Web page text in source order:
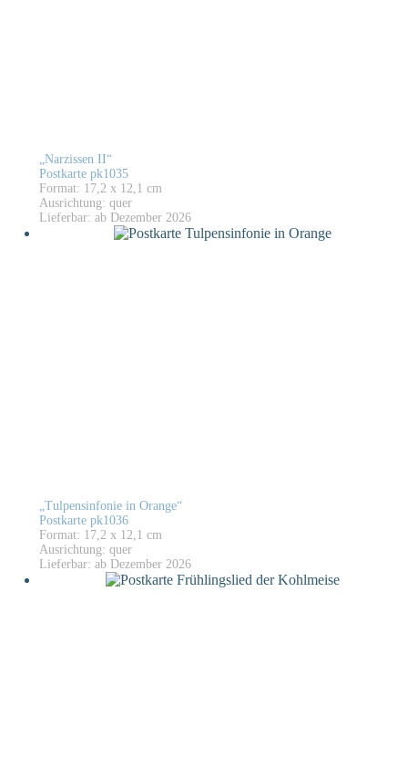
„Narzissen II“
Postkarte pk1035
Format: 17,2 x 12,1 cm
Ausrichtung: quer
Lieferbar: ab Dezember 2026
„Tulpensinfonie in Orange“
Postkarte pk1036
Format: 17,2 x 12,1 cm
Ausrichtung: quer
Lieferbar: ab Dezember 2026